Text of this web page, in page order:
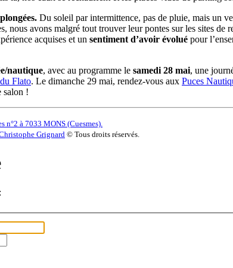
Du soleil par intermittence, pas de pluie, mais un
nous avons malgré tout trouver leur pontes sur les sites
acquises et un sentiment d’avoir évolué pour
nautique, avec au programme le samedi 28 mai, une
Flato. Le dimanche 29 mai, rendez-vous aux Puces
salon !
n°2 à 7033 MONS (Cuesmes).
Grignard © Tous droits réservés.